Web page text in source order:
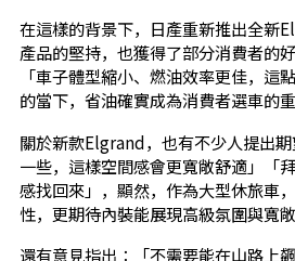
在這樣的背景下，日產重新推出全新
產品的堅持，也獲得了部分消費者的
「車子體型縮小、燃油效率更佳，這
的當下，省油確實成為消費者選車的重
關於新款Elgrand，也有不少人提出
一些，這樣空間感會更寬敞舒適」「
感找回來」，顯然，作為大型休旅車
性，更期待內裝能展現高級氛圍與寬敞
還有意見指出：「不需要能在山路上